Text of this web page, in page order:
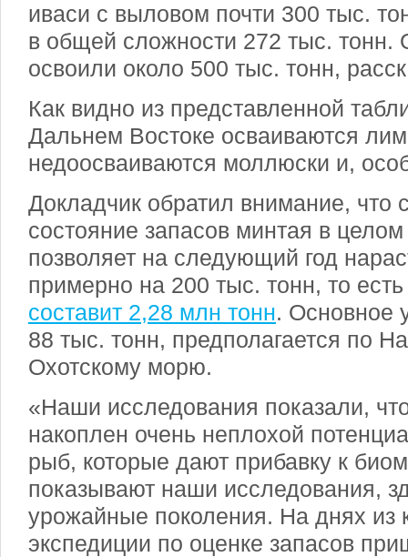
иваси с выловом почти 300 тыс.
в общей сложности 272 тыс.
освоили около 500 тыс. тонн,
Как видно из представленной
Дальнем Востоке осваиваются
недоосваиваются моллюски и,
Докладчик обратил внимание, что
состояние запасов минтая в
позволяет на следующий год
примерно на 200 тыс. тонн, то
составит 2,28 млн тонн. Основное
88 тыс. тонн, предполагается по
Охотскому морю.
«Наши исследования показали,
накоплен очень неплохой
рыб, которые дают прибавку к
показывают наши исследования,
урожайные поколения. На днях из
экспедиции по оценке запасов